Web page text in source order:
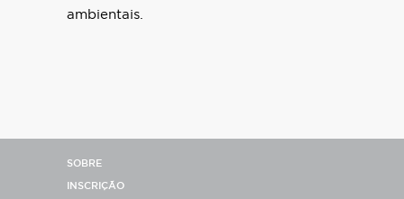
ambientais.
SOBRE
INSCRIÇÃO